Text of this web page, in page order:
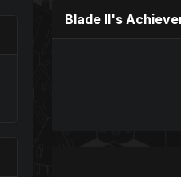
Blade II's